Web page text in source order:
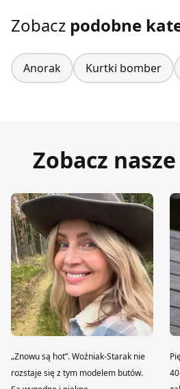
Zobacz podobne
Anorak Kurtki bomber
Zobacz
„Znowu są hot”. Woźniak-Starak nie
rozstaje się z tym modelem butów.